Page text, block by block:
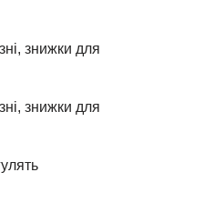
знижки для
знижки для